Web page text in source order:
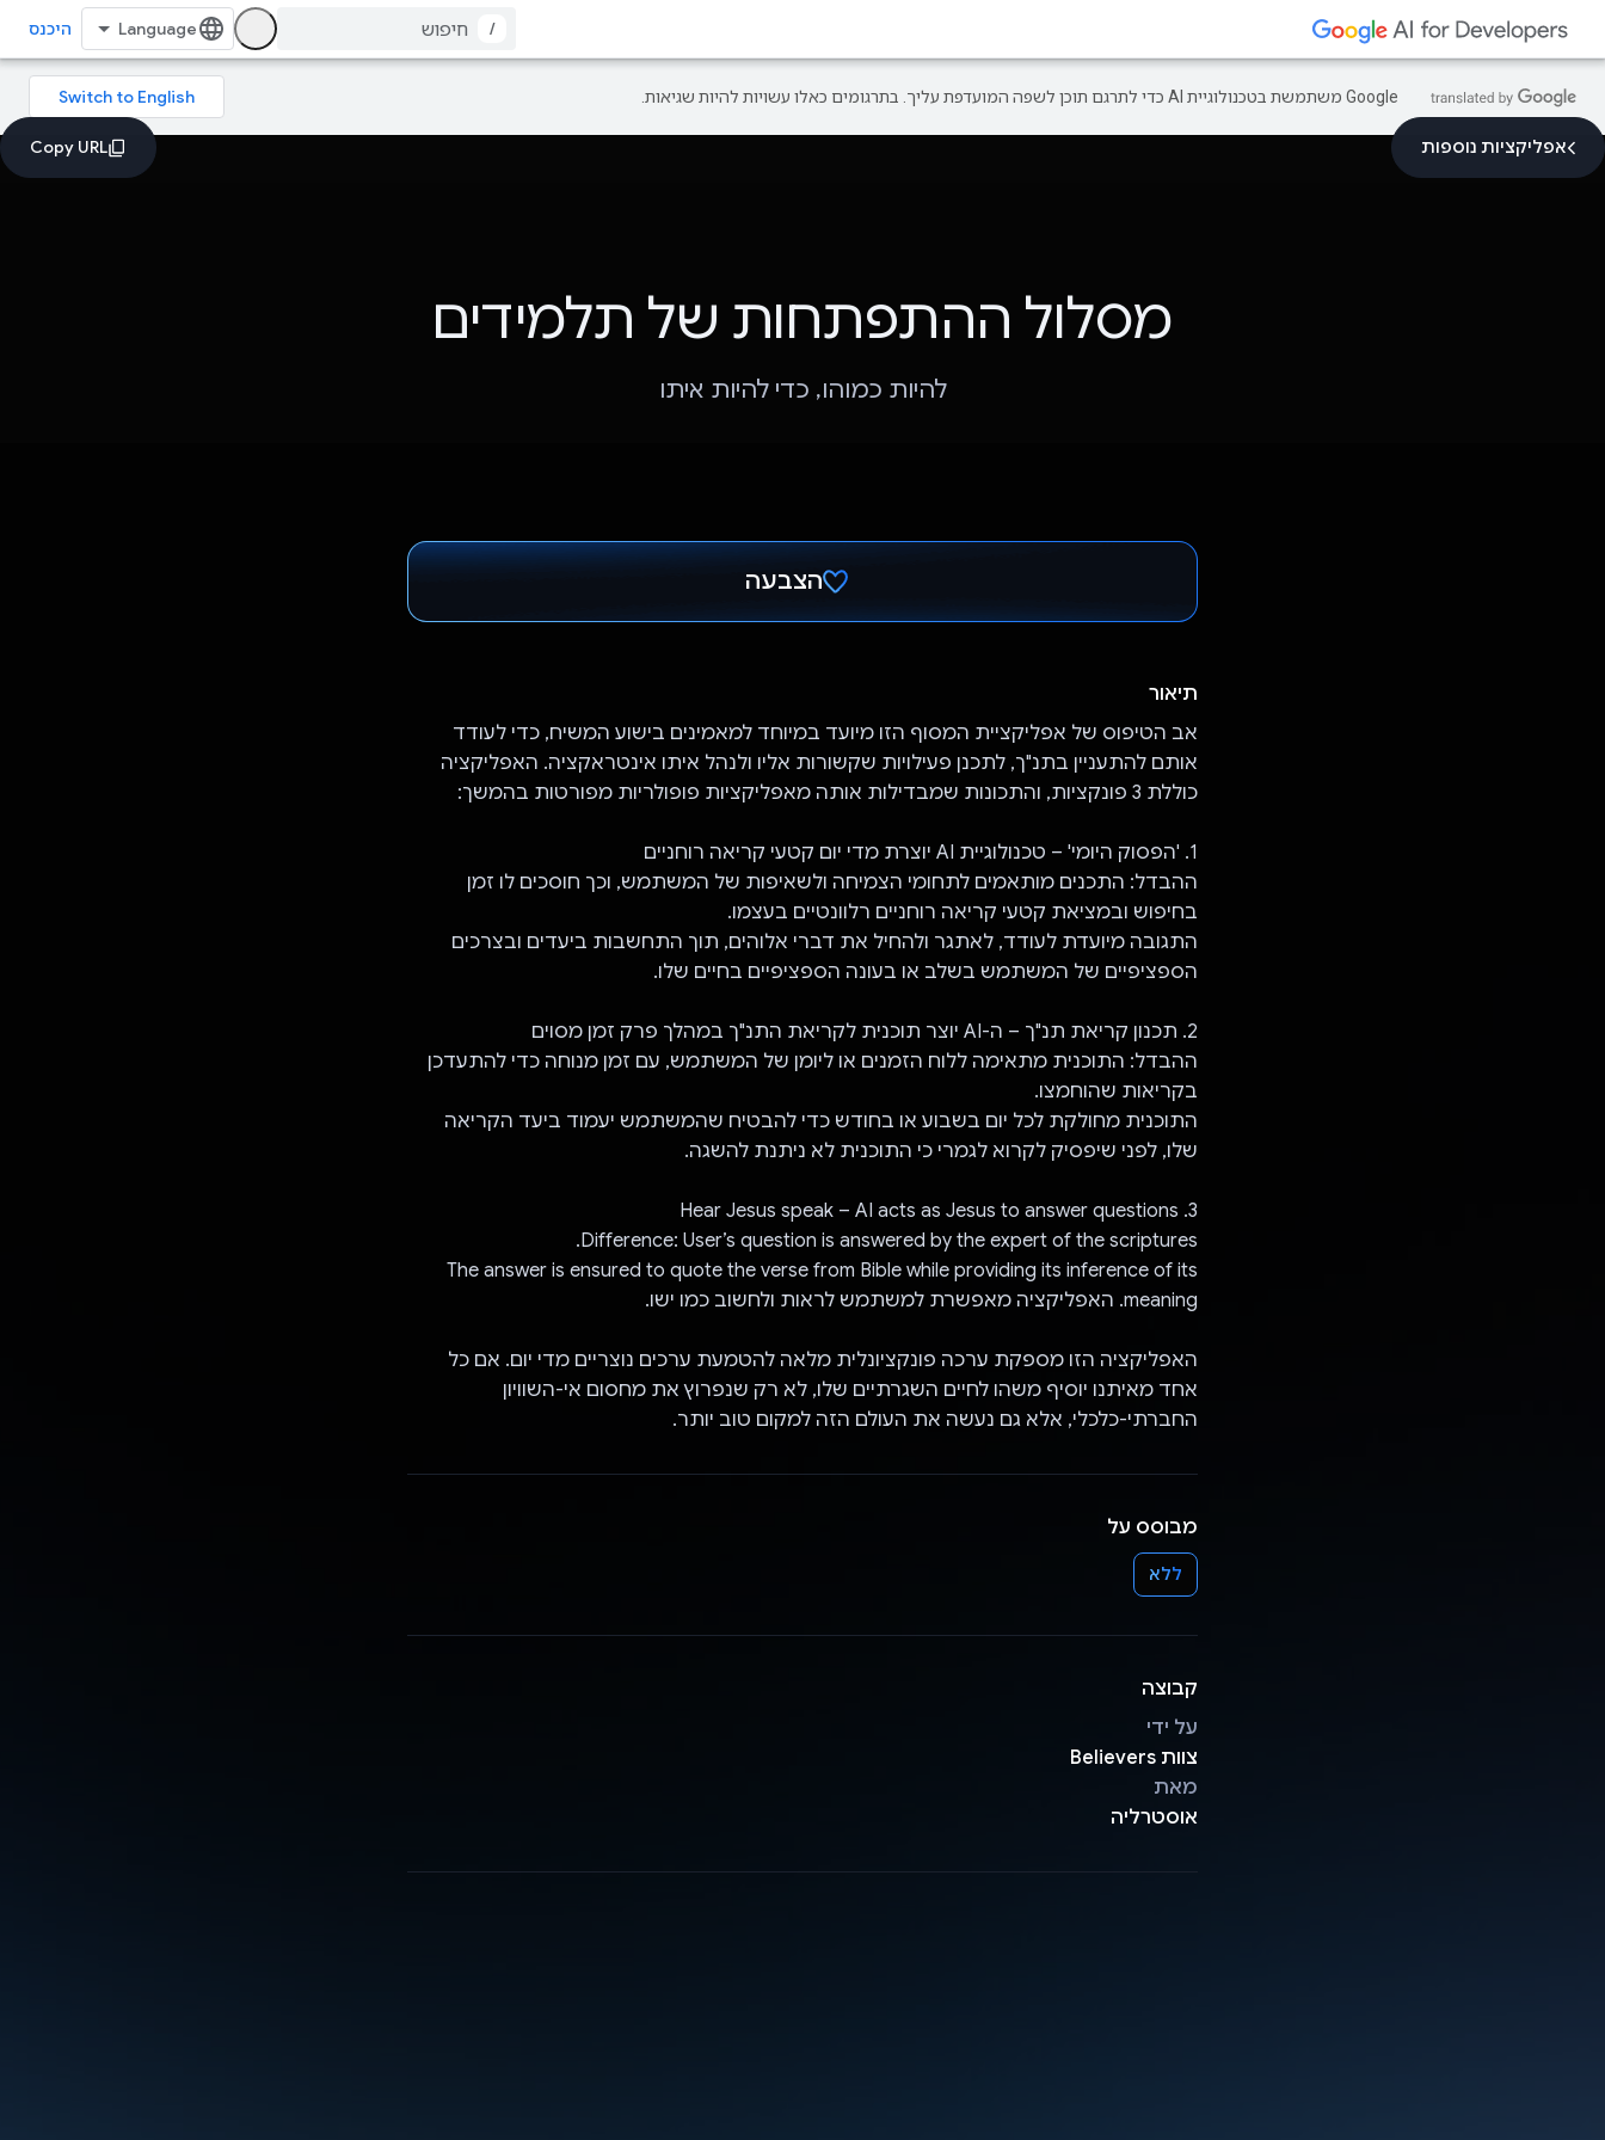
/ היכנס
‫Google משתמשת בטכנולוגיית AI כדי לתרגם תוכן לשפה המועדפת עליך. בתרגומים כאלו עשויות להיות שגיאות.
אפליקציות נוספות
מסלול ההתפתחות של תלמידים
להיות כמוהו, כדי להיות איתו
הצבעה
תיאור
אב הטיפוס של אפליקציית המסוף הזו מיועד במיוחד למאמינים בישוע המשיח, כדי לעודד
אותם להתעניין בתנ"ך, לתכנן פעילויות שקשורות אליו ולנהל איתו אינטראקציה. האפליקציה
כוללת 3 פונקציות, והתכונות שמבדילות אותה מאפליקציות פופולריות מפורטות בהמשך:
1. 'הפסוק היומי' – טכנולוגיית AI יוצרת מדי יום קטעי קריאה רוחניים
ההבדל: התכנים מותאמים לתחומי הצמיחה ולשאיפות של המשתמש, וכך חוסכים לו זמן
בחיפוש ובמציאת קטעי קריאה רוחניים רלוונטיים בעצמו.
התגובה מיועדת לעודד, לאתגר ולהחיל את דברי אלוהים, תוך התחשבות ביעדים ובצרכים
הספציפיים של המשתמש בשלב או בעונה הספציפיים בחיים שלו.
2. תכנון קריאת תנ"ך – ה-AI יוצר תוכנית לקריאת התנ"ך במהלך פרק זמן מסוים
ההבדל: התוכנית מתאימה ללוח הזמנים או ליומן של המשתמש, עם זמן מנוחה כדי להתעדכן
בקריאות שהוחמצו.
התוכנית מחולקת לכל יום בשבוע או בחודש כדי להבטיח שהמשתמש יעמוד ביעד הקריאה
שלו, לפני שיפסיק לקרוא לגמרי כי התוכנית לא ניתנת להשגה.
3. Hear Jesus speak – AI acts as Jesus to answer questions
Difference: User’s question is answered by the expert of the scriptures.
The answer is ensured to quote the verse from Bible while providing its inference of its
meaning. האפליקציה מאפשרת למשתמש לראות ולחשוב כמו ישו.
האפליקציה הזו מספקת ערכה פונקציונלית מלאה להטמעת ערכים נוצריים מדי יום. אם כל
אחד מאיתנו יוסיף משהו לחיים השגרתיים שלו, לא רק שנפרוץ את מחסום אי-השוויון
החברתי-כלכלי, אלא גם נעשה את העולם הזה למקום טוב יותר.
מבוסס על
ללא
קבוצה
על ידי
צוות Believers
מאת
אוסטרליה